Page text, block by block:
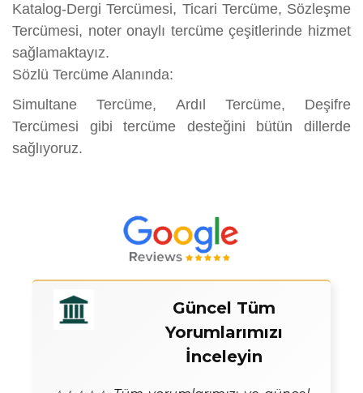
Katalog-Dergi Tercümesi, Ticari Tercüme, Sözleşme
Tercümesi, noter onaylı tercüme çeşitlerinde hizmet
sağlamaktayız.​
Sözlü Tercüme Alanında:
Simultane Tercüme, Ardıl Tercüme, Deşifre
Tercümesi gibi tercüme desteğini bütün dillerde
sağlıyoruz.
Güncel Tüm
Yorumlarımızı
İnceleyin